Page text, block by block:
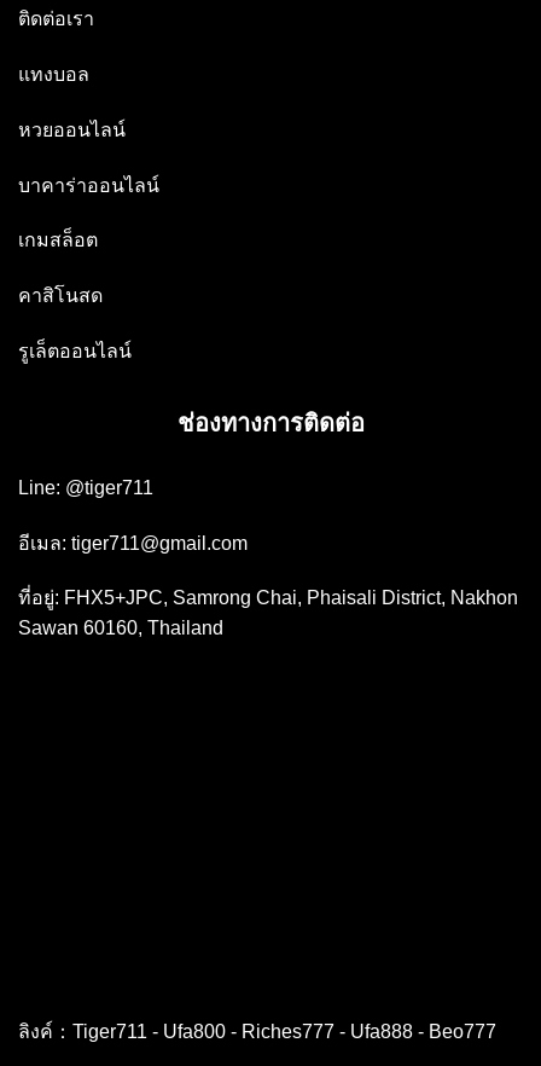
ติดต่อเรา
แทงบอล
หวยออนไลน์
บาคาร่าออนไลน์
เกมสล็อต
คาสิโนสด
รูเล็ตออนไลน์
ช่องทางการติดต่อ
Line: @tiger711
อีเมล: tiger711@gmail.com
ที่อยู่: FHX5+JPC, Samrong Chai, Phaisali District, Nakhon
Sawan 60160, Thailand
ลิงค์： Tiger711 - Ufa800- Riches777- Ufa888- Beo777